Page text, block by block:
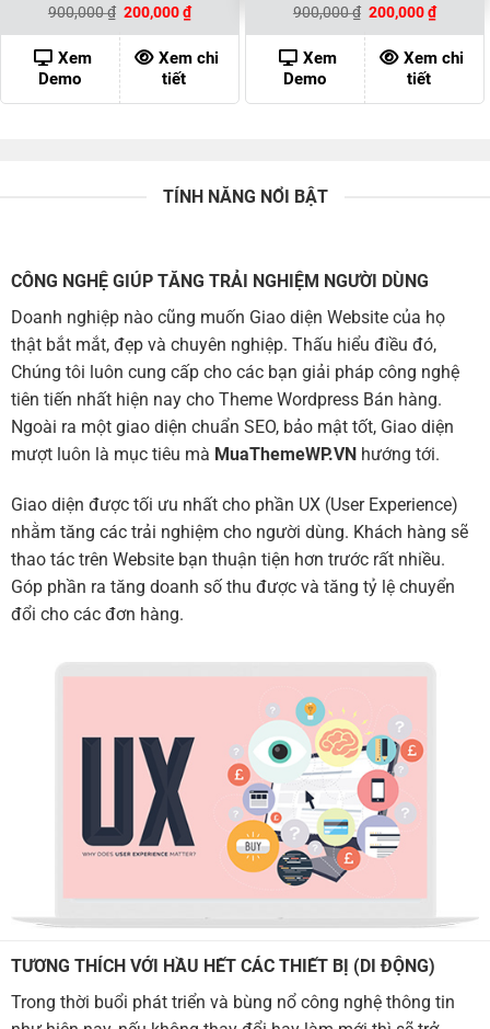
900,000₫ Giá
là:
900,000 ₫.
200,000₫Giá
hiện
tại
là:
200,000 ₫.
Xem
Demo
Xem chi
tiết
900,000₫ Giá
là:
900,000 ₫.
200,000₫Giá
hiện
tại
là:
Xem
Demo
Xem chi
tiết
TÍNH NĂNG NỔI BẬT
CÔNG NGHỆ GIÚP TĂNG TRẢI NGHIỆM NGƯỜI DÙNG
Doanh nghiệp nào cũng muốn Giao diện Website của họ
thật bắt mắt, đẹp và chuyên nghiệp. Thấu hiểu điều đó,
Chúng tôi luôn cung cấp cho các bạn giải pháp công nghệ
tiên tiến nhất hiện nay cho Theme Wordpress Bán hàng.
Ngoài ra một giao diện chuẩn SEO, bảo mật tốt, Giao diện
mượt luôn là mục tiêu mà MuaThemeWP.VN hướng tới.
Giao diện được tối ưu nhất cho phần UX (User Experience)
nhằm tăng các trải nghiệm cho người dùng. Khách hàng sẽ
thao tác trên Website bạn thuận tiện hơn trước rất nhiều.
Góp phần ra tăng doanh số thu được và tăng tỷ lệ chuyển
đổi cho các đơn hàng.
TƯƠNG THÍCH VỚI HẦU HẾT CÁC THIẾT BỊ (DI ĐỘNG)
Trong thời buổi phát triển và bùng nổ công nghệ thông tin